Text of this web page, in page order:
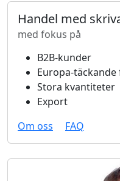
Handel med
med fokus på
B2B-kunder
Europa-
Stora kvantiteter
Export
Om oss
FAQ